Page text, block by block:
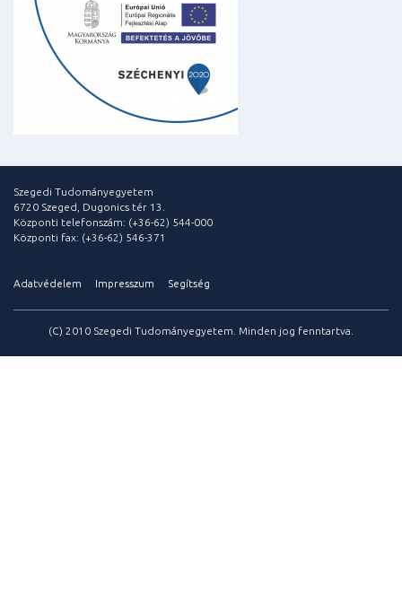
Szegedi Tudományegyetem
6720 Szeged, Dugonics tér 13.
Központi telefonszám: (+36-62) 544-000
Központi fax: (+36-62) 546-371
Adatvédelem Impresszum Segítség
(C) 2010 Szegedi Tudományegyetem. Minden jog fenntartva.